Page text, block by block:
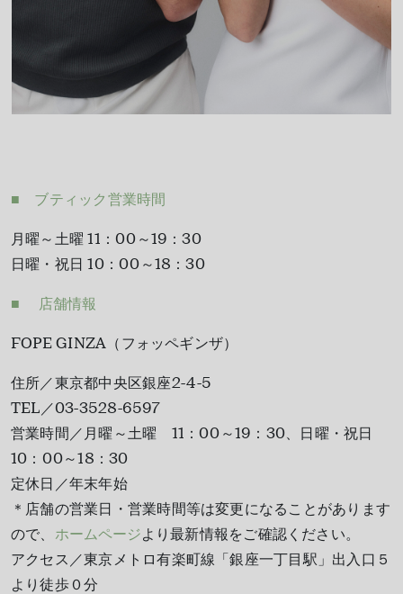
■ ブティック営業時間
月曜～土曜 11：00～19：30
日曜・祝日 10：00～18：30
■ 店舗情報
FOPE GINZA（フォッペギンザ）
住所／東京都中央区銀座2-4-5
TEL／03-3528-6597
営業時間／月曜～土曜 11：00～19：30、日曜・祝日
10：00～18：30
定休日／年末年始
＊店舗の営業日・営業時間等は変更になることがあります
ので、 ホームページより最新情報をご確認ください。
アクセス／東京メトロ有楽町線「銀座一丁目駅」出入口５
より徒歩０分